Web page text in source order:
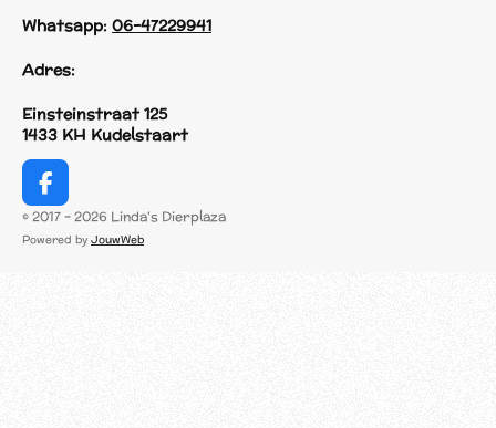
Whatsapp: 06-47229941
Adres:
Einsteinstraat 125
1433 KH Kudelstaart
F
a
c
© 2017 - 2026 Linda's Dierplaza
Powered by JouwWeb